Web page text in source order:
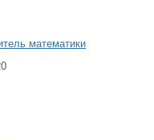
математики